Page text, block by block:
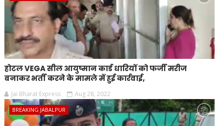
होटल VEGA सील आयुष्मान कार्ड धारियों को फर्जी मरीज
बनाकर भर्ती करने के मामले में हुई कार्रवाई,
Jai Bharat Express Aug 28, 2022
BREAKING JABALPUR